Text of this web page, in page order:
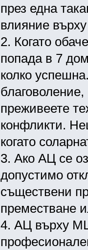
през една
влияние
2. Когато
попада в 7
колко
преживеете
конфликти.
когато
3. Ако АЦ се
допустимо
съществени
преместване
4. АЦ върху